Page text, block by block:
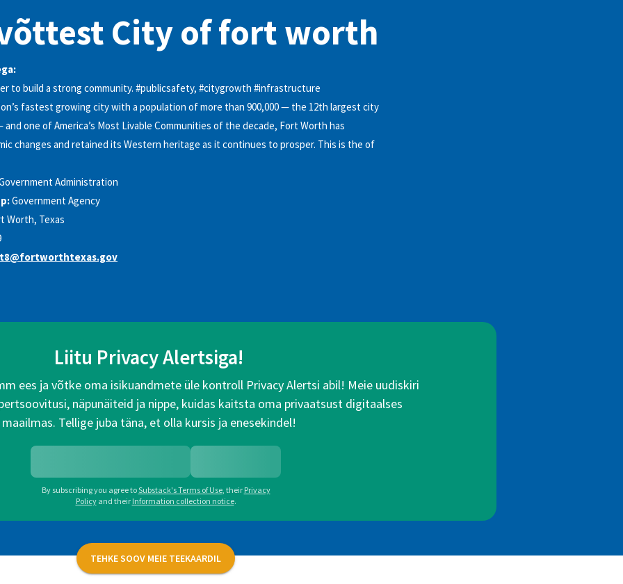
City of fort worth
to build a strong community. #publicsafety, #citygrowth #infrastructure
fastest growing city with a population of more than 900,000 — the 12th largest city
one of America’s Most Livable Communities of the decade, Fort Worth has
changes and retained its Western heritage as it continues to prosper. This is the of
Administration
Government Agency
Worth, Texas
Liitu Privacy Alertsiga!
ees ja võtke oma isikuandmete üle kontroll Privacy Alertsi abil! Meie uudiskiri
näpunäiteid ja nippe, kuidas kaitsta oma privaatsust digitaalses
maailmas. Tellige juba täna, et olla kursis ja enesekindel!
By subscribing you agree toSubstack's Terms of Use, their Privacy
Policy and their Information collection notice.
TEHKE SOOV MEIE TEEKAARDIL